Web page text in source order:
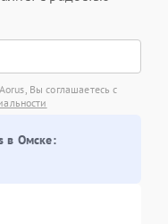
Вы соглашаетесь с
в Омске: